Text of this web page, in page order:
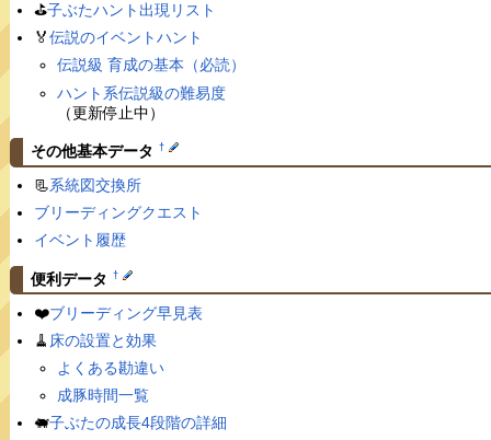
⛳️子ぶたハント出現リスト
🏅伝説のイベントハント
伝説級 育成の基本（必読）
ハント系伝説級の難易度
（更新停止中）
その他基本データ †
📃系統図交換所
ブリーディングクエスト
イベント履歴
便利データ †
❤️ブリーディング早見表
🧹 床の設置と効果
よくある勘違い
成豚時間一覧
🐖子ぶたの成長4段階の詳細